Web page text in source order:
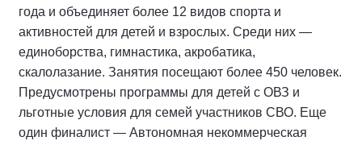
года и объединяет более 12 видов спорта и
активностей для детей и взрослых. Среди них —
единоборства, гимнастика, акробатика,
скалолазание. Занятия посещают более 450 человек.
Предусмотрены программы для детей с ОВЗ и
льготные условия для семей участников СВО. Еще
один финалист — Автономная некоммерческая